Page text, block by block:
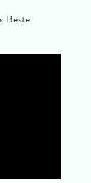
Beste